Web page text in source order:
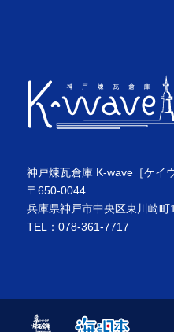
神戸煉瓦倉庫 K-wave［ケイ
〒650-0044
兵庫県神戸市中央区東川崎
TEL：078-361-7717